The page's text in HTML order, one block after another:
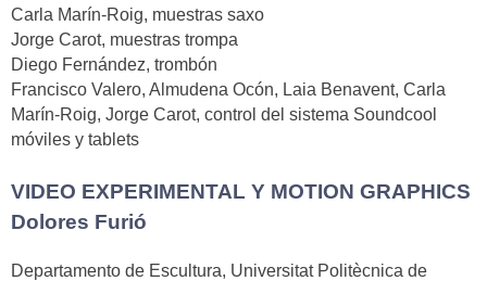
Carla Marín-Roig, muestras saxo
Jorge Carot, muestras trompa
Diego Fernández, trombón
Francisco Valero, Almudena Ocón, Laia Benavent, Carla
Marín-Roig, Jorge Carot, control del sistema Soundcool
móviles y tablets
VIDEO EXPERIMENTAL Y MOTION GRAPHICS
Dolores Furió
Departamento de Escultura, Universitat Politècnica de